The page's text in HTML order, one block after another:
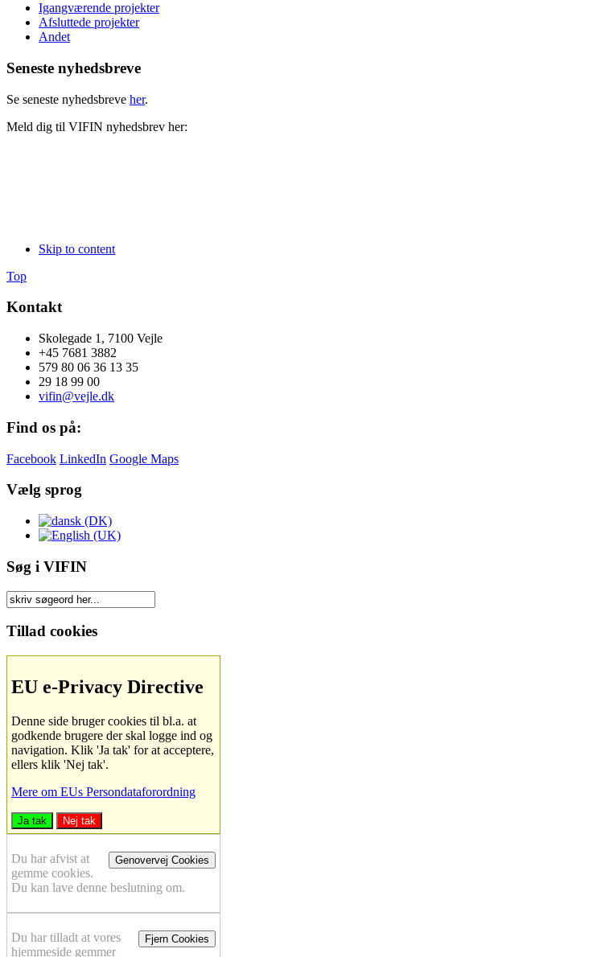
Igangværende projekter
Afsluttede projekter
Andet
Seneste nyhedsbreve
Se seneste nyhedsbreve her.
Meld dig til VIFIN nyhedsbrev her:
Skip to content
Top
Kontakt
Skolegade 1, 7100 Vejle
+45 7681 3882
579 80 06 36 13 35
29 18 99 00
vifin@vejle.dk
Find os på:
Facebook LinkedIn Google Maps
Vælg sprog
Søg i VIFIN
Tillad cookies
EU e-Privacy Directive
Denne side bruger cookies til bl.a. at
godkende brugere der skal logge ind og
navigation. Klik 'Ja tak' for at acceptere,
ellers klik 'Nej tak'.
Mere om EUs Persondataforordning
Ja tak Nej tak
Genovervej Cookies
Du har afvist at
gemme cookies.
Du kan lave denne beslutning om.
Fjern Cookies
Du har tilladt at vores
hjemmeside gemmer